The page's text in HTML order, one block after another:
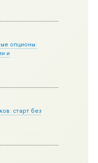
опционы:
и
старт без